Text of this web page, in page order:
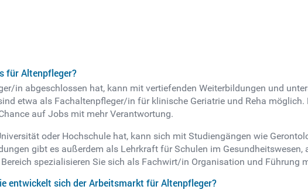
für Altenpfleger?
in abgeschlossen hat, kann mit vertiefenden Weiterbildungen und
etwa als Fachaltenpfleger/in für klinische Geriatrie und Reha
auf Jobs mit mehr Verantwortung.
oder Hochschule hat, kann sich mit Studiengängen wie
gibt es außerdem als Lehrkraft für Schulen im
spezialisieren Sie sich als Fachwirt/in Organisation und Führung
entwickelt sich der Arbeitsmarkt für Altenpfleger?